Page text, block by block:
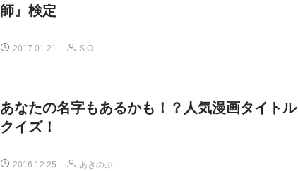
師』検定
2017.01.21 S.O.
あなたの名字もあるかも！？人気漫画タイトル
クイズ！
2016.12.25 あきのぶ